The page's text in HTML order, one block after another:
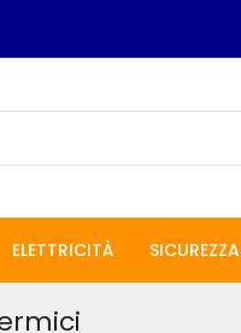
ELETTRICITÀ SICUREZZA